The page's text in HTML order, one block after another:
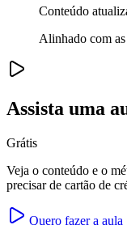
Conteúdo
Alinhado com
Assista uma
Grátis
Veja o conteúdo e o
precisar de cartão de
Quero fazer a aula